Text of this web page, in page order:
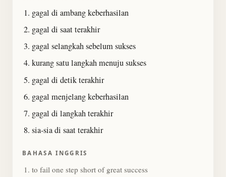
gagal di ambang keberhasilan
gagal di saat terakhir
gagal selangkah sebelum sukses
kurang satu langkah menuju sukses
gagal di detik terakhir
gagal menjelang keberhasilan
gagal di langkah terakhir
sia-sia di saat terakhir
BAHASA INGGRIS
to fail one step short of great success